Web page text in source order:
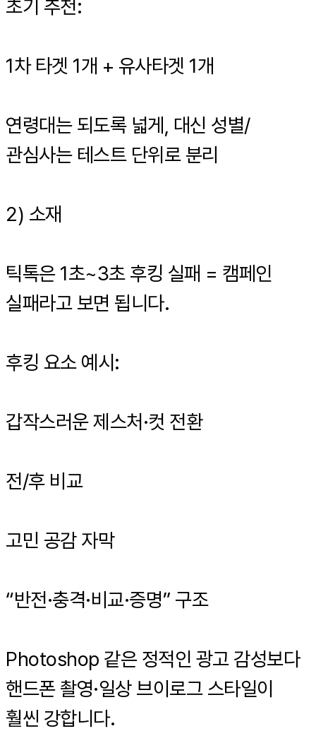
초기 추천:
1차 타겟 1개 + 유사타겟 1개
연령대는 되도록 넓게, 대신 성별/
관심사는 테스트 단위로 분리
2) 소재
틱톡은 1초~3초 후킹 실패 = 캠페인
실패라고 보면 됩니다.
후킹 요소 예시:
갑작스러운 제스처·컷 전환
전/후 비교
고민 공감 자막
“반전·충격·비교·증명” 구조
Photoshop 같은 정적인 광고 감성보다
핸드폰 촬영·일상 브이로그 스타일이
훨씬 강합니다.